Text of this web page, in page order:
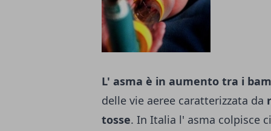
L' asma è in aumento tra i
delle vie aeree caratterizzata da
tosse. In Italia l' asma colpisce